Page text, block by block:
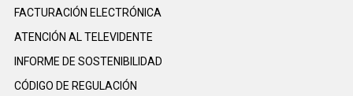
FACTURACIÓN ELECTRÓNICA
ATENCIÓN AL TELEVIDENTE
INFORME DE SOSTENIBILIDAD
CÓDIGO DE REGULACIÓN